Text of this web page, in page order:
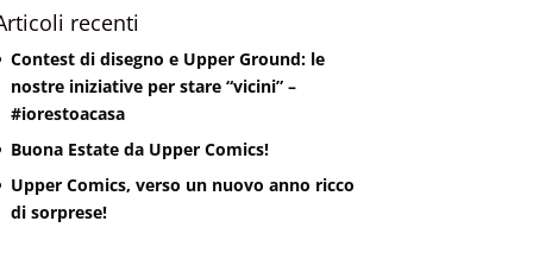
recenti
Contest di disegno e Upper Ground: le
nostre iniziative per stare “vicini” –
#iorestoacasa
Buona Estate da Upper Comics!
Upper Comics, verso un nuovo anno ricco
di sorprese!